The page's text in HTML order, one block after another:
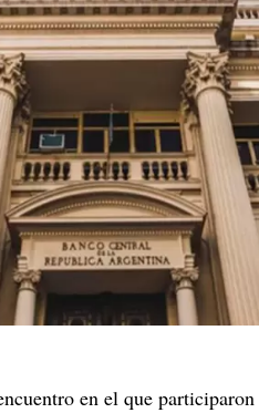
en el que participaron